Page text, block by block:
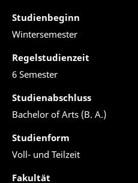
Studienbeginn
Wintersemester
Regelstudienzeit
6 Semester
Studienabschluss
Bachelor of Arts (B. A.)
Studienform
Voll- und Teilzeit
Fakultät